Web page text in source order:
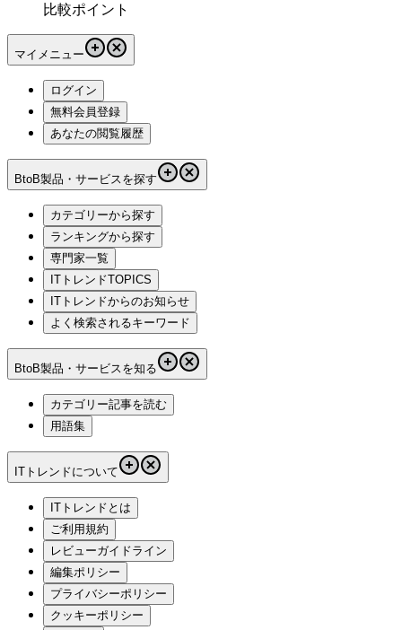
比較ポイント
マイメニュー
ログイン
無料会員登録
あなたの閲覧履歴
BtoB製品・サービスを探す
カテゴリーから探す
ランキングから探す
専門家一覧
ITトレンドTOPICS
ITトレンドからのお知らせ
よく検索されるキーワード
BtoB製品・サービスを知る
カテゴリー記事を読む
用語集
ITトレンドについて
ITトレンドとは
ご利用規約
レビューガイドライン
編集ポリシー
プライバシーポリシー
クッキーポリシー